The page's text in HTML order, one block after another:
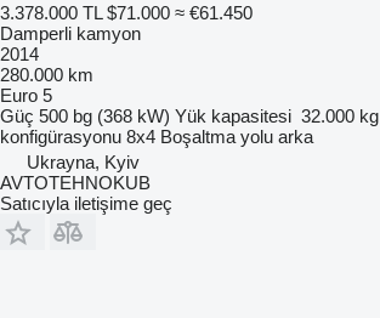
3.378.000 TL $71.000 ≈ €61.450
Damperli kamyon
2014
280.000 km
Euro 5
Güç 500 bg (368 kW) Yük kapasitesi 32.000 kg
konfigürasyonu 8x4 Boşaltma yolu arka
Ukrayna, Kyiv
AVTOTEHNOKUB
Satıcıyla iletişime geç